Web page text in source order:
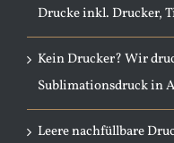
Drucke inkl. Drucker,
Kein Drucker? Wir
Sublimationsdruck in
Leere nachfüllbare